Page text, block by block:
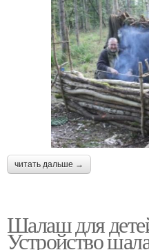
читать дальше →
Шалаш для
Устройство